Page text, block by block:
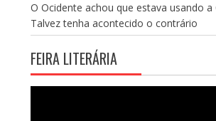
O Ocidente achou que estava usando a
Talvez tenha acontecido o contrário
FEIRA LITERÁRIA